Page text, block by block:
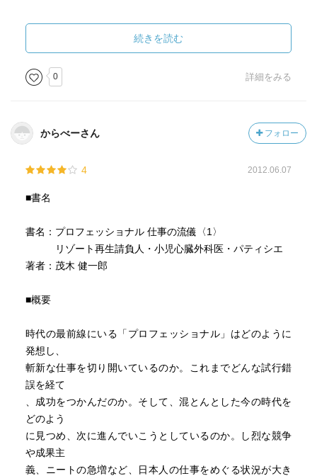
続きを読む
0 詳細をみる
からべーさん フォロー
4 2012.06.07
■書名
書名：プロフェッショナル 仕事の流儀〈1〉
リゾート再生請負人・小児心臓外科医・パティシエ
著者：茂木 健一郎
■概要
時代の最前線にいる「プロフェッショナル」はどのように
発想し、
斬新な仕事を切り開いているのか。これまでどんな試行錯
誤を経て
、成功をつかんだのか。そして、混とんとした今の時代を
どのよう
に見つめ、次に進んでいこうとしているのか。し烈な競争
や成果主
義、ニートの急増など、日本人の仕事をめぐる状況が大き